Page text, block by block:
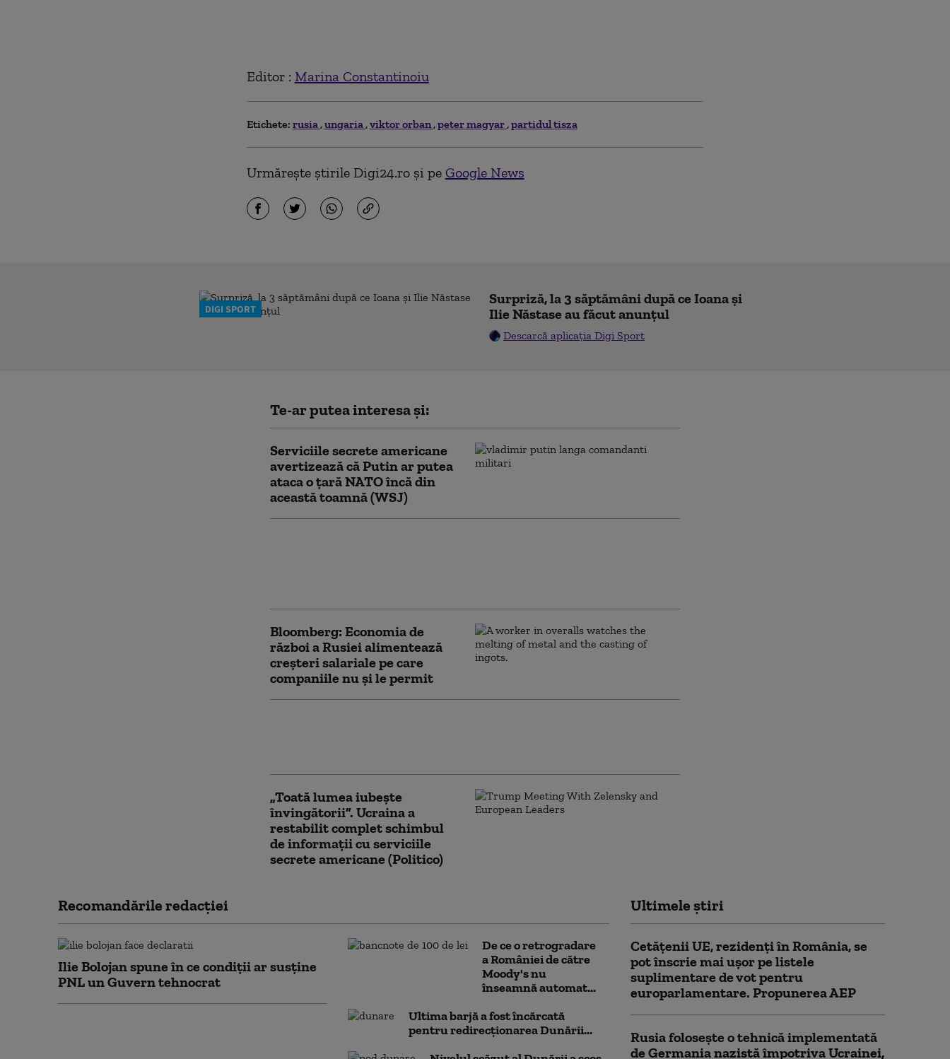
Editor : Marina Constantinoiu
Etichete: rusia ungaria viktor orban peter magyar partidul tisza
Urmărește știrile Digi24.ro și pe Google News
DIGI SPORT
Surpriză, la 3 săptămâni după ce Ioana și
Ilie Năstase au făcut anunțul
Descarcă aplicația Digi Sport
Te-ar putea interesa și:
Serviciile secrete americane
avertizează că Putin ar putea
ataca o țară NATO încă din
această toamnă (WSJ)
Bloomberg: Economia de
război a Rusiei alimentează
creşteri salariale pe care
companiile nu şi le permit
„Toată lumea iubește
învingătorii”. Ucraina a
restabilit complet schimbul
de informații cu serviciile
secrete americane (Politico)
Recomandările redacţiei
Ilie Bolojan spune în ce condiții ar susține
PNL un Guvern tehnocrat
De ce o retrogradare
a României de către
Moody's nu
înseamnă automat...
Ultima barjă a fost încărcată
pentru redirecționarea Dunării...
Ultimele știri
Cetățenii UE, rezidenți în România, se
pot înscrie mai ușor pe listele
suplimentare de vot pentru
europarlamentare. Propunerea AEP
Rusia folosește o tehnică implementată
de Germania nazistă împotriva Ucrainei,